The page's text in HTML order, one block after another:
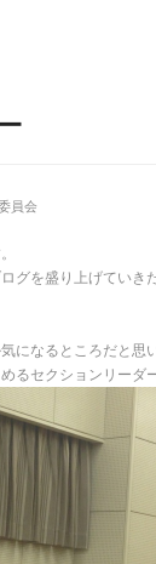
員会
グを盛り上げていき
になるところだと思い
るセクションリーダ